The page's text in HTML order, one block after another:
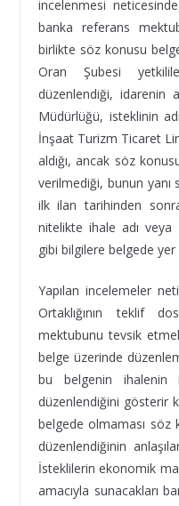
incelenmesi
banka referans
birlikte söz konusu
Oran Şubesi
düzenlendiği, idarenin
Müdürlüğü, isteklinin
İnşaat Turizm Ticaret
aldığı, ancak söz
verilmediği, bunun yanı
ilk ilan tarihinden sonra
nitelikte ihale adı veya
gibi bilgilere belgede
Yapılan incelemeler
Ortaklığının teklif
mektubunu tevsik
belge üzerinde
bu belgenin
düzenlendiğini gösterir
belgede olmaması söz
düzenlendiğinin
İsteklilerin ekonomik
amacıyla sunacakları